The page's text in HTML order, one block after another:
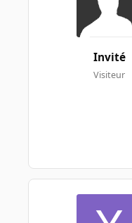
Invité
Visiteur